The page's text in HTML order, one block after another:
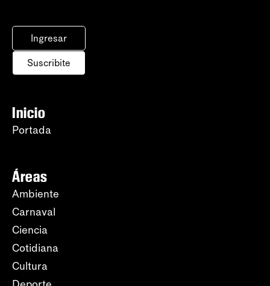
Ingresar
Suscribite
Inicio
Portada
Áreas
Ambiente
Carnaval
Ciencia
Cotidiana
Cultura